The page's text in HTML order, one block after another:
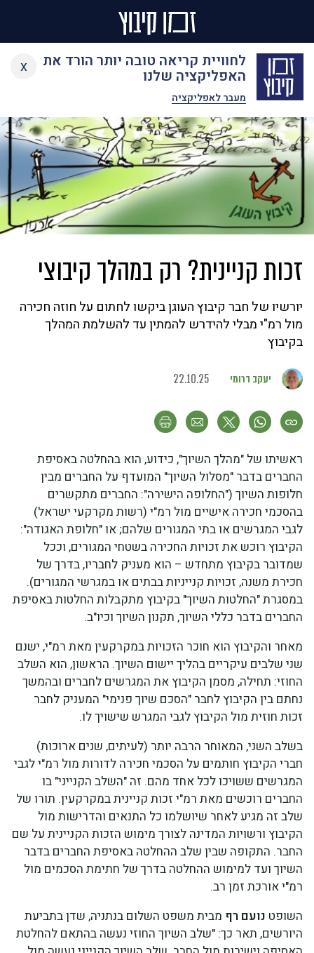
לחוויית קריאה טובה יותר הורד את
האפליקציה שלנו
מעבר לאפליקציה
x
Skip
content
זכות קניינית? רק במהלך קיבוצי
יורשיו של חבר קיבוץ העוגן ביקשו לחתום על חוזה חכירה
מול רמ"י מבלי להידרש להמתין עד להשלמת המהלך
בקיבוץ
יעקב דרומי 22.10.25
ראשיתו של "מהלך השיוך", כידוע, הוא בהחלטה באסיפת
החברים בדבר "מסלול השיוך" המועדף על החברים מבין
חלופות השיוך ("החלופה הישירה": החברים מתקשרים
בהסכמי חכירה אישיים מול רמ"י (רשות מקרקעי ישראל)
לגבי המגרשים או בתי המגורים שלהם; או "חלופת האגודה":
הקיבוץ רוכש את זכויות החכירה בשטחי המגורים, וככל
שמדובר בקיבוץ מתחדש – הוא מעניק לחבריו, בדרך של
חכירת משנה, זכויות קנייניות בבתים או במגרשי המגורים).
במסגרת "החלטות השיוך" בקיבוץ מתקבלות החלטות באסיפת
החברים בדבר כללי השיוך, תקנון השיוך וכיו"ב.
מאחר והקיבוץ הוא חוכר הזכויות במקרקעין מאת רמ"י, ישנם
שני שלבים עיקריים בהליך יישום השיוך. הראשון, הוא השלב
החוזי: תחילה, מסמן הקיבוץ את המגרשים לחברים ובהמשך
נחתם בין הקיבוץ לחבר "הסכם שיוך פנימי" המעניק לחבר
זכות חוזית מול הקיבוץ לגבי המגרש שישויך לו.
בשלב השני, המאוחר הרבה יותר (לעיתים, שנים ארוכות)
חברי הקיבוץ חותמים על הסכמי חכירה לדורות מול רמ"י לגבי
המגרשים ששויכו לכל אחד מהם. זה "השלב הקנייני" בו
החברים רוכשים מאת רמ"י זכות קניינית במקרקעין. תורו של
שלב זה מגיע לאחר שיושלמו כל התנאים והדרישות מול
הקיבוץ ורשויות המדינה לצורך מימוש הזכות הקניינית על שם
החבר. התקופה שבין שלב ההחלטה באסיפת החברים בדבר
השיוך ועד למימוש ההחלטה בדרך של חתימת הסכמים מול
רמ"י אורכת זמן רב.
השופט נועם רף מבית משפט השלום בנתניה, שדן בתביעת
היורשים, תאר כך: "שלב השיוך החוזי נעשה בהתאם להחלטת